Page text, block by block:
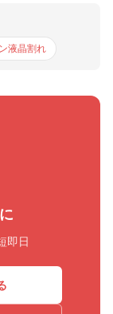
液晶割れ
即日